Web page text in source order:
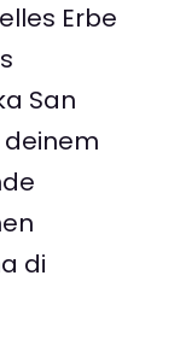
Erbe
San
deinem
di